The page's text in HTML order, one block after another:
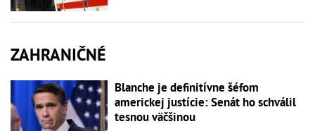
ZAHRANIČNÉ
Blanche je definitívne šéfom
americkej justície: Senát ho schválil
tesnou väčšinou